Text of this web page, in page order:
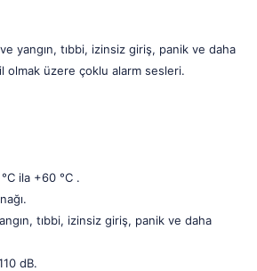
ve yangın, tıbbi, izinsiz giriş, panik ve daha
olmak üzere çoklu alarm sesleri.
ila +60 °C .
tıbbi, izinsiz giriş, panik ve daha
dB.